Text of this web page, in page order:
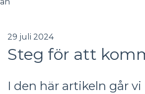
29 juli 2024
Steg för att
I den här artikeln går